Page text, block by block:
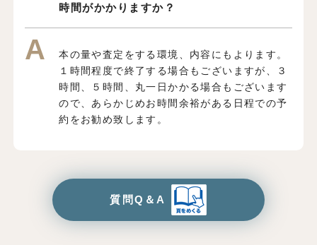
時間がかかりますか？
本の量や査定をする環境、内容にもよります。
１時間程度で終了する場合もございますが、３
時間、５時間、丸一日かかる場合もございます
ので、あらかじめお時間余裕がある日程での予
約をお勧め致します。
質問Q＆A